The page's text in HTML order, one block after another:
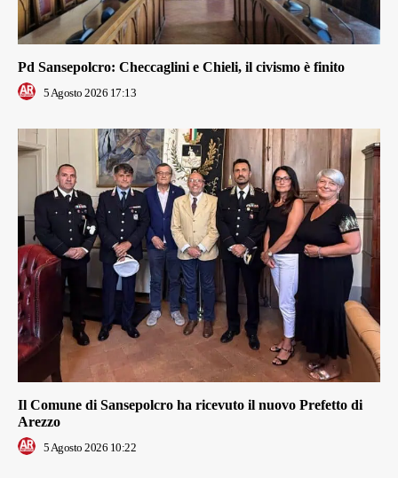
Pd Sansepolcro: Checcaglini e Chieli, il civismo è finito
5 Agosto 2026 17:13
Il Comune di Sansepolcro ha ricevuto il nuovo Prefetto di
Arezzo
5 Agosto 2026 10:22